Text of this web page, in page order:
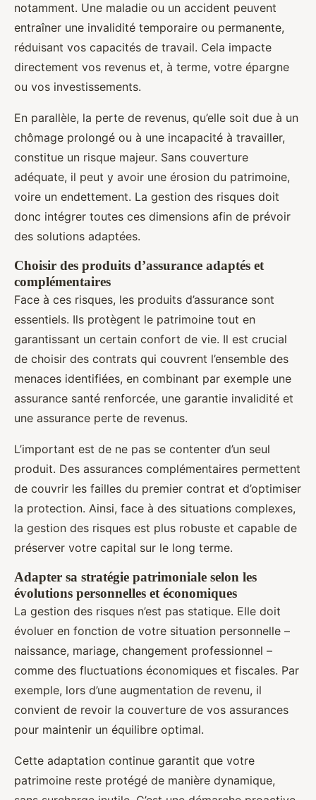
notamment. Une maladie ou un accident peuvent
entraîner une invalidité temporaire ou permanente,
réduisant vos capacités de travail. Cela impacte
directement vos revenus et, à terme, votre épargne
ou vos investissements.
En parallèle, la perte de revenus, qu’elle soit due à un
chômage prolongé ou à une incapacité à travailler,
constitue un risque majeur. Sans couverture
adéquate, il peut y avoir une érosion du patrimoine,
voire un endettement. La gestion des risques doit
donc intégrer toutes ces dimensions afin de prévoir
des solutions adaptées.
Choisir des produits d’assurance adaptés et
complémentaires
Face à ces risques, les produits d’assurance sont
essentiels. Ils protègent le patrimoine tout en
garantissant un certain confort de vie. Il est crucial
de choisir des contrats qui couvrent l’ensemble des
menaces identifiées, en combinant par exemple une
assurance santé renforcée, une garantie invalidité et
une assurance perte de revenus.
L’important est de ne pas se contenter d’un seul
produit. Des assurances complémentaires permettent
de couvrir les failles du premier contrat et d’optimiser
la protection. Ainsi, face à des situations complexes,
la gestion des risques est plus robuste et capable de
préserver votre capital sur le long terme.
Adapter sa stratégie patrimoniale selon les
évolutions personnelles et économiques
La gestion des risques n’est pas statique. Elle doit
évoluer en fonction de votre situation personnelle –
naissance, mariage, changement professionnel –
comme des fluctuations économiques et fiscales. Par
exemple, lors d’une augmentation de revenu, il
convient de revoir la couverture de vos assurances
pour maintenir un équilibre optimal.
Cette adaptation continue garantit que votre
patrimoine reste protégé de manière dynamique,